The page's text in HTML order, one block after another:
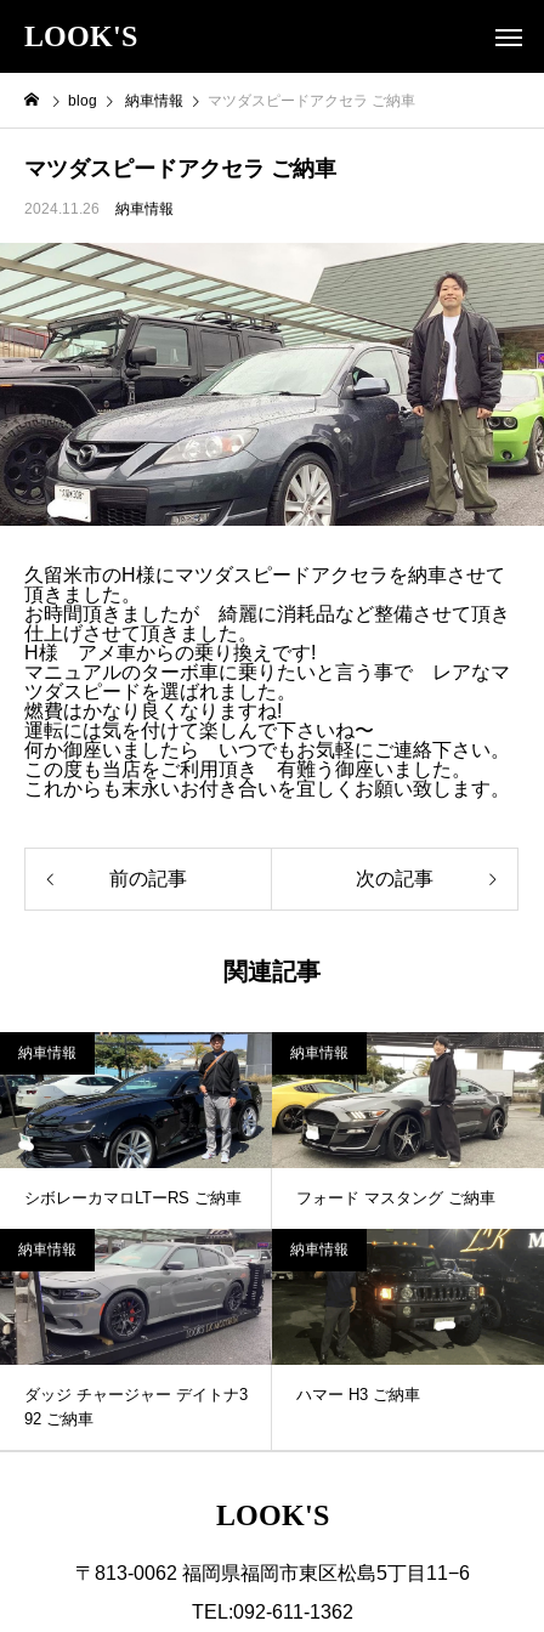
LOOK'S
blog 納車情報 マツダスピードアクセラ ご納車
マツダスピードアクセラ ご納車
2024.11.26 納車情報
久留米市のH様にマツダスピードアクセラを納車させて
頂きました。
お時間頂きましたが 綺麗に消耗品など整備させて頂き
仕上げさせて頂きました。
H様 アメ車からの乗り換えです!
マニュアルのターボ車に乗りたいと言う事で レアなマ
ツダスピードを選ばれました。
燃費はかなり良くなりますね!
運転には気を付けて楽しんで下さいね〜
何か御座いましたら いつでもお気軽にご連絡下さい。
この度も当店をご利用頂き 有難う御座いました。
これからも末永いお付き合いを宜しくお願い致します。
前の記事 次の記事
関連記事
納車情報
シボレーカマロLTーRS ご納車
納車情報
フォード マスタング ご納車
納車情報
ダッジ チャージャー デイトナ3
92 ご納車
納車情報
ハマー H3 ご納車
LOOK'S
〒813-0062 福岡県福岡市東区松島5丁目11−6
TEL:092-611-1362